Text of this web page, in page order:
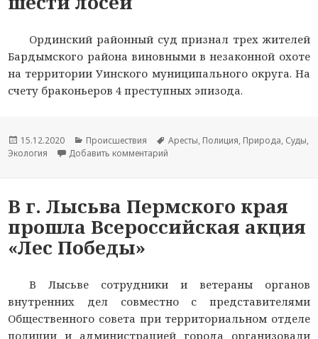
Ординский районный суд признал трех жителей
Бардымского района виновными в незаконной охоте
на территории Уинского муниципального округа. На
счету браконьеров 4 преступных эпизода.
Опубликовано
15.12.2020 Рубрики
Происшествия Метки
Аресты, Полиция, Природа, Суды,
Экология
Добавить комментарий
В г. Лысьва Пермского края
прошла Всероссийская акция
«Лес Победы»
В Лысьве сотрудники и ветераны органов
внутренних дел совместно с представителями
Общественного совета при территориальном отделе
полиции и администрацией города организовали